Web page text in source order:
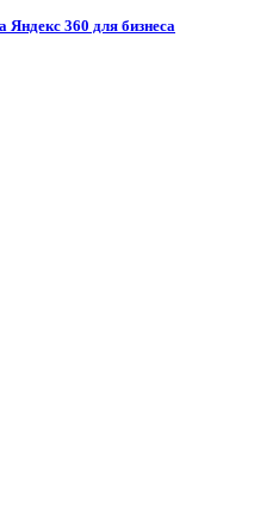
Яндекс 360 для бизнеса